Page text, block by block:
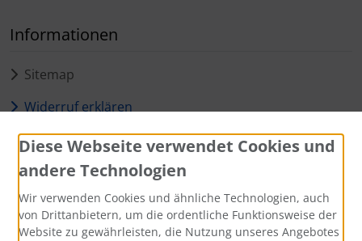
Informationen
Sitemap
Widerruf erklären
Zahlungsmethoden
Diese Webseite verwendet Cookies und
andere Technologien
Wir verwenden Cookies und ähnliche Technologien, auch
von Drittanbietern, um die ordentliche Funktionsweise der
Website zu gewährleisten, die Nutzung unseres Angebotes